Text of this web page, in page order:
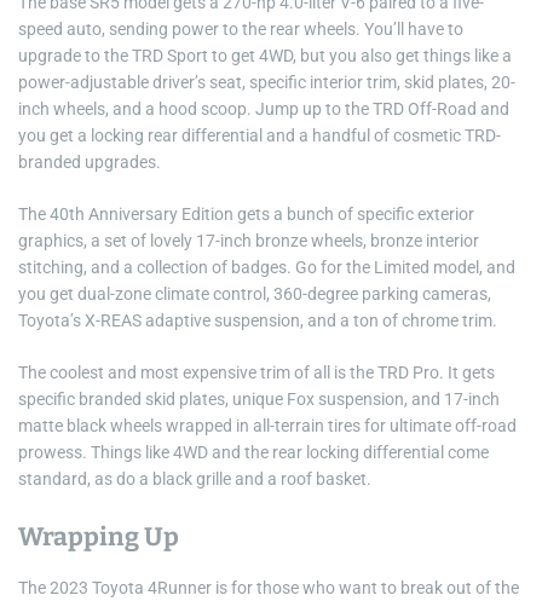
speed auto, sending power to the rear wheels. You’ll have to
upgrade to the TRD Sport to get 4WD, but you also get things like a
power-adjustable driver’s seat, specific interior trim, skid plates, 20-
inch wheels, and a hood scoop. Jump up to the TRD Off-Road and
you get a locking rear differential and a handful of cosmetic TRD-
branded upgrades.
The 40th Anniversary Edition gets a bunch of specific exterior
graphics, a set of lovely 17-inch bronze wheels, bronze interior
stitching, and a collection of badges. Go for the Limited model, and
you get dual-zone climate control, 360-degree parking cameras,
Toyota’s X-REAS adaptive suspension, and a ton of chrome trim.
The coolest and most expensive trim of all is the TRD Pro. It gets
specific branded skid plates, unique Fox suspension, and 17-inch
matte black wheels wrapped in all-terrain tires for ultimate off-road
prowess. Things like 4WD and the rear locking differential come
standard, as do a black grille and a roof basket.
Wrapping Up
The 2023 Toyota 4Runner is for those who want to break out of the